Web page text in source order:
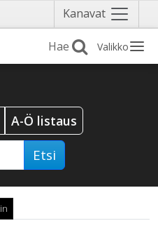
Kanavat Näytä
valikko
Valikko
A-Ö listaus
Etsi